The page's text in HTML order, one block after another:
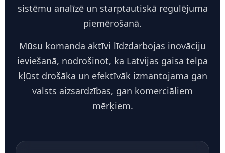
sistēmu analīzē un starptautiskā regulējuma
piemērošanā.
Mūsu komanda aktīvi līdzdarbojas inovāciju
ieviešanā, nodrošinot, ka Latvijas gaisa telpa
kļūst drošāka un efektīvāk izmantojama gan
valsts aizsardzības, gan komerciāliem
mērķiem.